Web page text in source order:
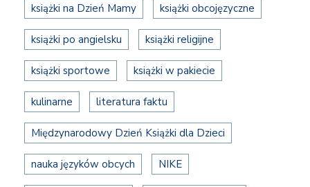
książki na Dzień Mamy książki obcojęzyczne
książki po angielsku książki religijne
książki sportowe książki w pakiecie
kulinarne literatura faktu
Międzynarodowy Dzień Książki dla Dzieci
nauka języków obcych NIKE